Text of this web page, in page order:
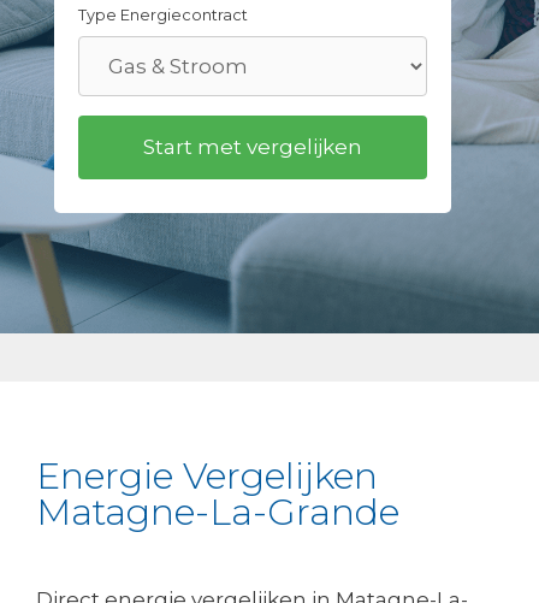
Type Energiecontract
Energie Vergelijken
Matagne-La-Grande